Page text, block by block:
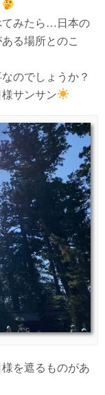
てみたら…日本の
る場所とのこ
のでしょうか？
サンサン
を遮るものがあ